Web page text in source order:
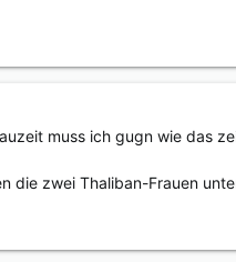
muss ich gugn wie das
die zwei Thaliban-Frauen